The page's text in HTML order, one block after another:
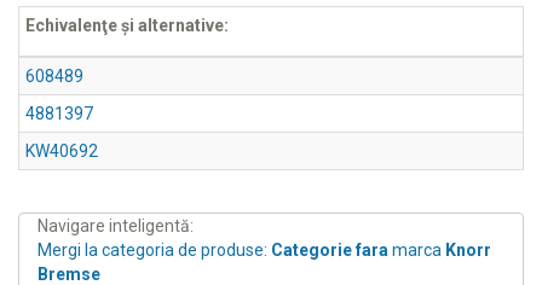
Echivalenţe şi alternative:
608489
4881397
KW40692
Navigare inteligentă:
Mergi la categoria de produse: Categorie fara marca Knorr
Bremse